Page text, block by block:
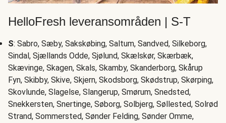
HelloFresh leveransområden | S-T
S: Sabro, Sæby, Sakskøbing, Saltum, Sandved, Silkeborg,
Sindal, Sjællands Odde, Sjølund, Skælskør, Skærbæk,
Skævinge, Skagen, Skals, Skamby, Skanderborg, Skårup
Fyn, Skibby, Skive, Skjern, Skodsborg, Skødstrup, Skørping,
Skovlunde, Slagelse, Slangerup, Smørum, Snedsted,
Snekkersten, Snertinge, Søborg, Solbjerg, Søllested, Solrød
Strand, Sommersted, Sønder Felding, Sønder Omme,